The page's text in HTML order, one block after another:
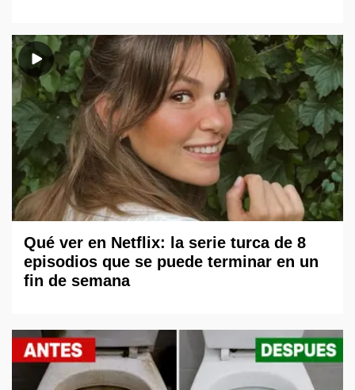
Qué ver en Netflix: la serie turca de 8
episodios que se puede terminar en un
fin de semana